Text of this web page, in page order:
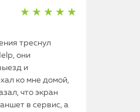
★ ★ ★ ★ ★
треснул
они
и
ко мне домой,
что экран
в сервис, а